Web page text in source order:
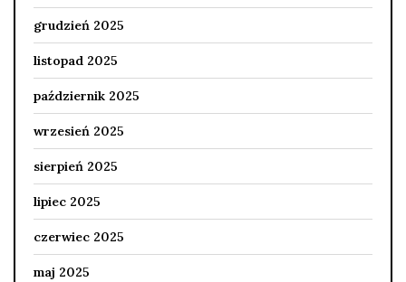
grudzień 2025
listopad 2025
październik 2025
wrzesień 2025
sierpień 2025
lipiec 2025
czerwiec 2025
maj 2025